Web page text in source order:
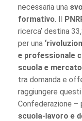
necessaria una
formativo. Il
ricerca’ destina
per una
e professionale
scuola e
tra domanda e
raggiungere
Confederazione –
scuola-lavoro e